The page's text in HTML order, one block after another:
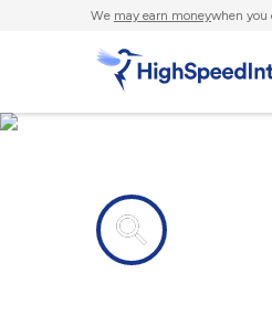
We may earn moneywhen you